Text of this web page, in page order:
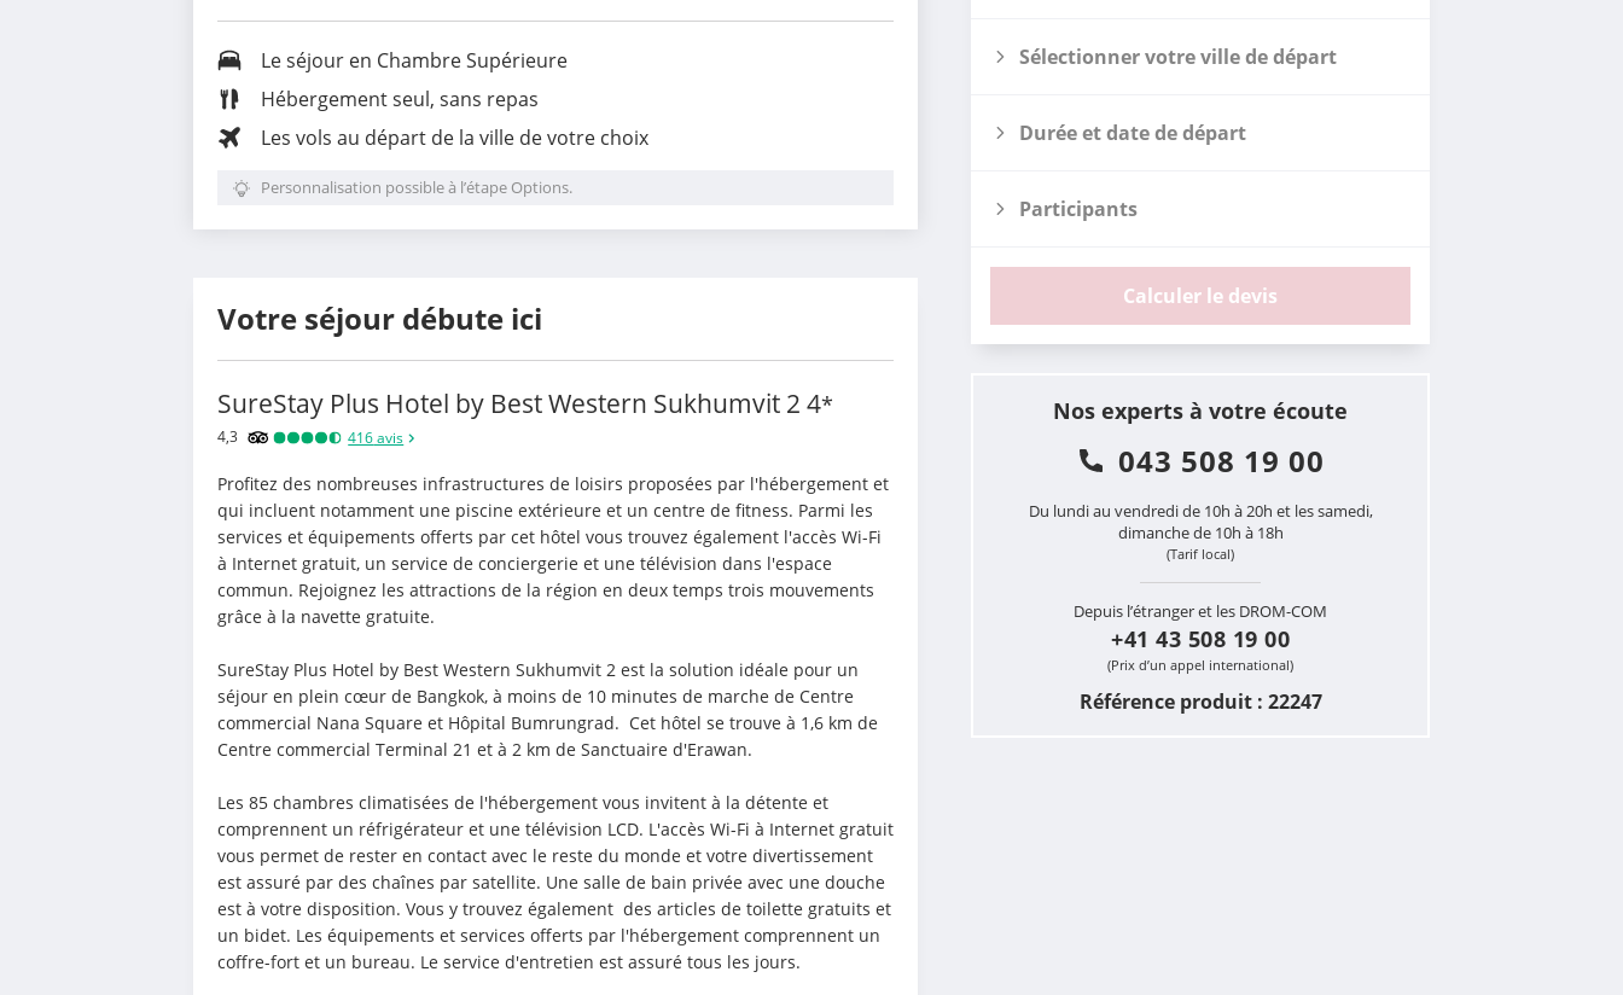
Sélectionner votre ville de départ
Durée et date de départ
Participants
Calculer le devis
Nos experts à votre écoute
043 508 19 00
Du lundi au vendredi de 10h à 20h et les samedi,
dimanche de 10h à 18h
(Tarif local)
Depuis l’étranger et les DROM-COM
+41 43 508 19 00
(Prix d’un appel international)
Référence produit : 22247
Le séjour en Chambre Supérieure
Hébergement seul, sans repas
Les vols au départ de la ville de votre choix
Personnalisation possible à l’étape Options.
Votre séjour débute ici
SureStay Plus Hotel by Best Western Sukhumvit 2 4*
4,3 416avis
Profitez des nombreuses infrastructures de loisirs proposées par l'hébergement et
qui incluent notamment une piscine extérieure et un centre de fitness. Parmi les
services et équipements offerts par cet hôtel vous trouvez également l'accès Wi-Fi
à Internet gratuit, un service de conciergerie et une télévision dans l'espace
commun. Rejoignez les attractions de la région en deux temps trois mouvements
grâce à la navette gratuite.
SureStay Plus Hotel by Best Western Sukhumvit 2 est la solution idéale pour un
séjour en plein cœur de Bangkok, à moins de 10 minutes de marche de Centre
commercial Nana Square et Hôpital Bumrungrad.  Cet hôtel se trouve à 1,6 km de
Centre commercial Terminal 21 et à 2 km de Sanctuaire d'Erawan.
Les 85 chambres climatisées de l'hébergement vous invitent à la détente et
comprennent un réfrigérateur et une télévision LCD. L'accès Wi-Fi à Internet gratuit
vous permet de rester en contact avec le reste du monde et votre divertissement
est assuré par des chaînes par satellite. Une salle de bain privée avec une douche
est à votre disposition. Vous y trouvez également  des articles de toilette gratuits et
un bidet. Les équipements et services offerts par l'hébergement comprennent un
coffre-fort et un bureau. Le service d'entretien est assuré tous les jours.